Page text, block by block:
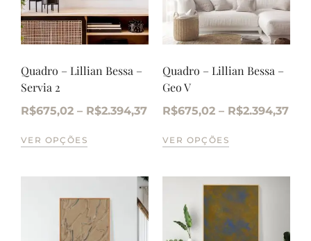
Quadro – Lillian Bessa –
Servia 2
R$675,02 – R$2.394,37
VER OPÇÕES
Quadro – Lillian Bessa –
Geo V
R$675,02 – R$2.394,37
VER OPÇÕES